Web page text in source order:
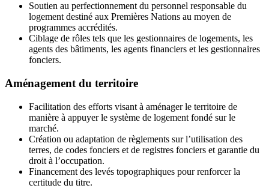
Soutien au perfectionnement du personnel responsable du
logement destiné aux Premières Nations au moyen de
programmes accrédités.
Ciblage de rôles tels que les gestionnaires de logements, les
agents des bâtiments, les agents financiers et les gestionnaires
fonciers.
Aménagement du territoire
Facilitation des efforts visant à aménager le territoire de
manière à appuyer le système de logement fondé sur le
marché.
Création ou adaptation de règlements sur l’utilisation des
terres, de codes fonciers et de registres fonciers et garantie du
droit à l’occupation.
Financement des levés topographiques pour renforcer la
certitude du titre.